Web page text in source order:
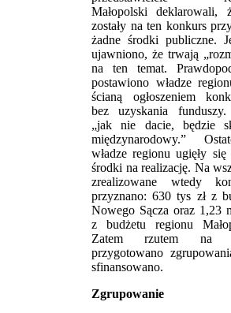
Małopolski deklarowali,
zostały na ten konkurs
żadne środki publiczne.
ujawniono, że trwają
na ten temat.
postawiono władze
ścianą ogłoszeniem
bez uzyskania
„jak nie dacie, będzie
międzynarodowy.”
władze regionu ugięły się
środki na realizację. Na
zrealizowane wtedy
przyznano: 630 tys zł z
Nowego Sącza oraz 1,23
z budżetu regionu
Zatem rzutem na
przygotowano
sfinansowano.
Zgrupowanie